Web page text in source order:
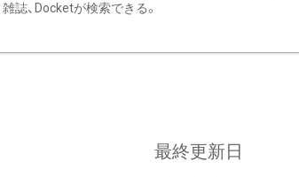
雑誌、Docketが検索できる。
最終更新日